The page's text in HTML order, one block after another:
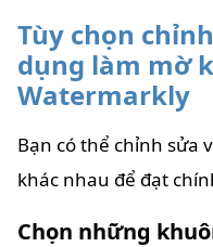
Tùy chọn
dụng làm mờ
Watermarkly
Bạn có thể chỉnh sửa
khác nhau để đạt
Chọn những